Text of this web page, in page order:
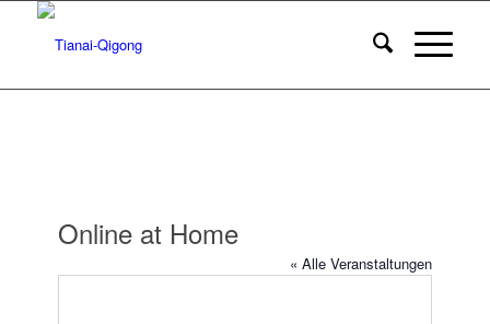
Online at Home
« Alle Veranstaltungen